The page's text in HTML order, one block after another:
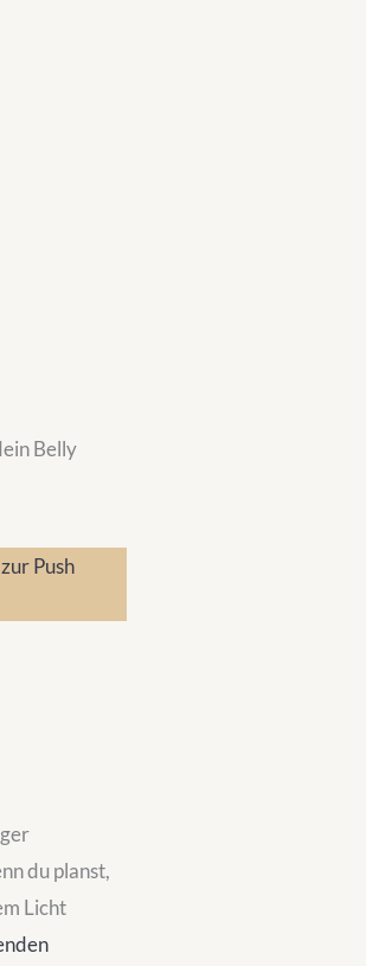
Belly
du planst,
Licht